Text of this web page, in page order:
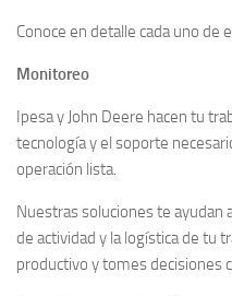
Conoce en detalle cada uno de
Monitoreo
Ipesa y John Deere hacen tu
tecnología y el soporte
operación lista.
Nuestras soluciones te
de actividad y la logística de tu
productivo y tomes decisiones